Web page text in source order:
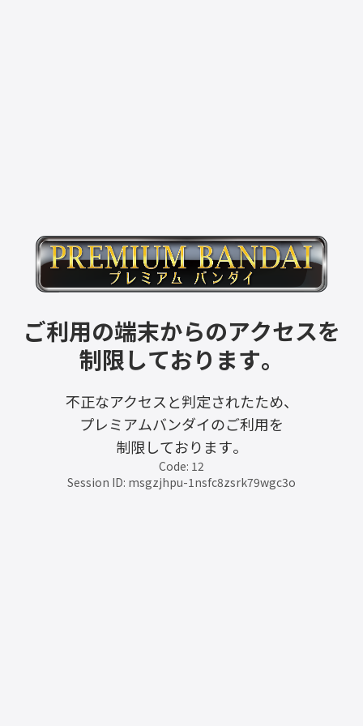
ご利用の端末からのアクセスを
制限しております。
不正なアクセスと判定されたため、
プレミアムバンダイのご利用を
制限しております。
Code: 12
Session ID: msgzjhpu-1nsfc8zsrk79wgc3o